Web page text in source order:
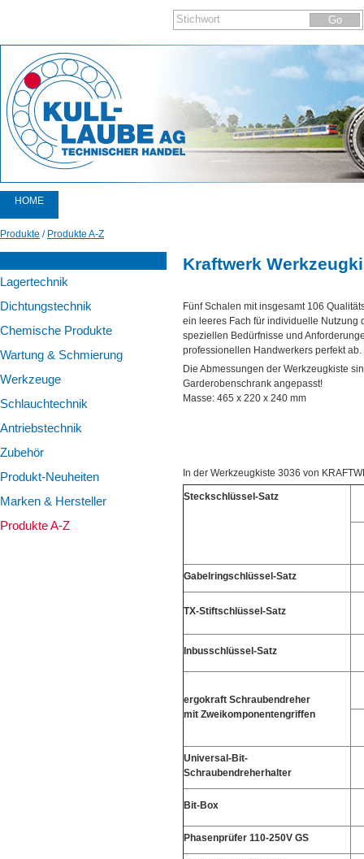
HOME
PRODUKTE
AKTIONEN
AKTUELLES
KONTAKT
Produkte / Produkte A-Z
Lagertechnik
Dichtungstechnik
Chemische Produkte
Wartung & Schmierung
Werkzeuge
Schlauchtechnik
Antriebstechnik
Zubehör
Produkt-Neuheiten
Marken & Hersteller
Produkte A-Z
Kraftwerk
Fünf Schalen mit insgesamt 106
ein leeres Fach für individuelle Nutzung
speziellen Bedürfnisse und
professionellen Handwerkers perfekt ab.
Die Abmessungen der Werkzeugkiste
Garderobenschrank angepasst!
Masse: 465 x 220 x 240 mm
In der Werkzeugkiste 3036 von
Steckschlüssel-Satz
Gabelringschlüssel-Satz
TX-Stiftschlüssel-Satz
Inbusschlüssel-Satz
ergokraft Schraubendreher
mit Zweikomponentengriffen
Universal-Bit-
Schraubendreherhalter
Bit-Box
Phasenprüfer 110-250V GS